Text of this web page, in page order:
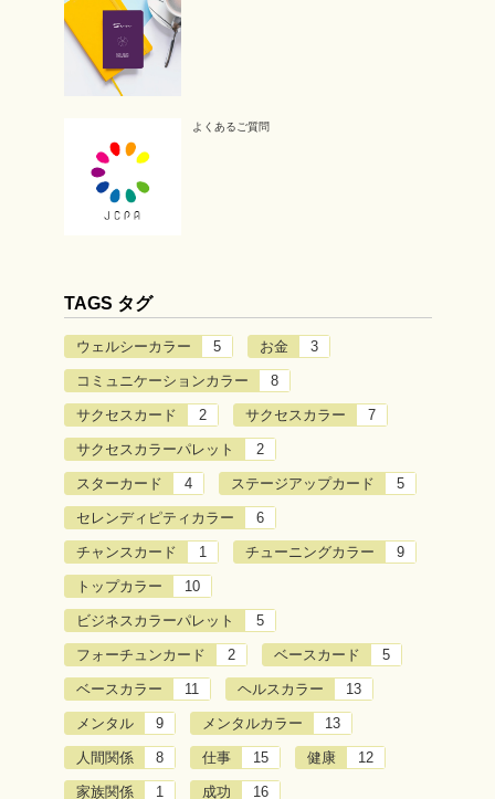
よくあるご質問
TAGS タグ
ウェルシーカラー 5 お金 3
コミュニケーションカラー 8
サクセスカード 2 サクセスカラー 7
サクセスカラーパレット 2
スターカード 4 ステージアップカード 5
セレンディピティカラー 6
チャンスカード 1 チューニングカラー 9
トップカラー 10
ビジネスカラーパレット 5
フォーチュンカード 2 ベースカード 5
ベースカラー 11 ヘルスカラー 13
メンタル 9 メンタルカラー 13
人間関係 8 仕事 15 健康 12
家族関係 1 成功 16